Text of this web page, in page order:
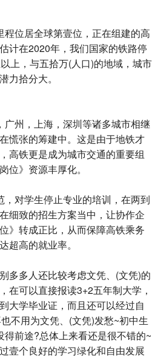
位居全球第壹位，正在组建的高
计在2020年，我们国家的铁路停
上，与五拾万(人口)的地域，城市
力拾分大。
州，上海，深圳等诸多城市相继
慌张的筹建中。这是由于地铁才
高铁更是成为城市交通的重要组
位》资源丰厚化。
对学生停止专业的培训，在两到
细致的招生方案当中，让协作企
》转成正比，从而保障高铁乘务
超高的就业率。
多人还比较考虑文凭、(文凭)的
在可以直接报读3+2五年制大学，
大学毕业证，而且还可以经过自
不用为文凭、(文凭)发愁~初中生
前途?总体上来看还是很不错的~
壹个良好的学习绿化和自由发展